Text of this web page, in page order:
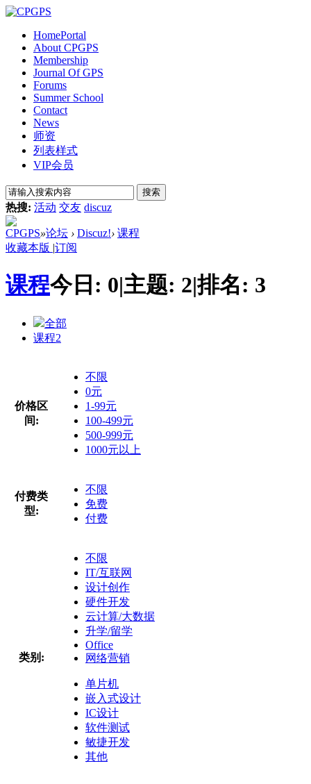
HomePortal
About CPGPS
Membership
Journal Of GPS
Forums
Summer School
Contact
News
师资
列表样式
VIP会员
搜索
热搜: 活动 交友 discuz
CPGPS»论坛 › Discuz!› 课程
收藏本版 |订阅
课程今日: 0|主题: 2|排名: 3
全部
课程2
价格区
间:
不限
0元
1-99元
100-499元
500-999元
1000元以上
付费类
型:
不限
免费
付费
类别:
不限
IT/互联网
设计创作
硬件开发
云计算/大数据
升学/留学
Office
网络营销
单片机
嵌入式设计
IC设计
软件测试
敏捷开发
其他